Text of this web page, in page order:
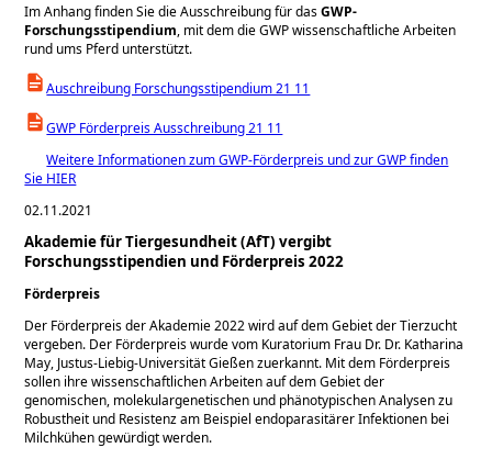
Im Anhang finden Sie die Ausschreibung für dasGWP-
Forschungsstipendium, mit dem die GWP wissenschaftliche Arbeiten
rund ums Pferd unterstützt.
Auschreibung Forschungsstipendium 21 11
GWP Förderpreis Ausschreibung 21 11
Weitere Informationen zum GWP-Förderpreis und zur GWP finden
Sie HIER
02.11.2021
Akademie für Tiergesundheit (AfT) vergibt
Forschungsstipendien und Förderpreis 2022
Förderpreis
Der Förderpreis der Akademie 2022 wird auf dem Gebiet der Tierzucht
vergeben. Der Förderpreis wurde vom Kuratorium Frau Dr. Dr. Katharina
May, Justus-Liebig-Universität Gießen zuerkannt. Mit dem Förderpreis
sollen ihre wissenschaftlichen Arbeiten auf dem Gebiet der
genomischen, molekulargenetischen und phänotypischen Analysen zu
Robustheit und Resistenz am Beispiel endoparasitärer Infektionen bei
Milchkühen gewürdigt werden.